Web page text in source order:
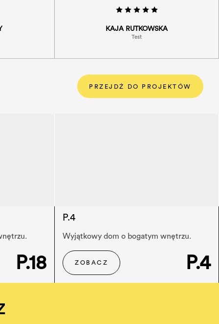
ROBERT TESTOWY
Test
PRZEJDŹ DO PROJEKTÓW
P.18
P.4
Wyjątkowy dom o bogatym wnętrzu.
ZOBACZ P.4